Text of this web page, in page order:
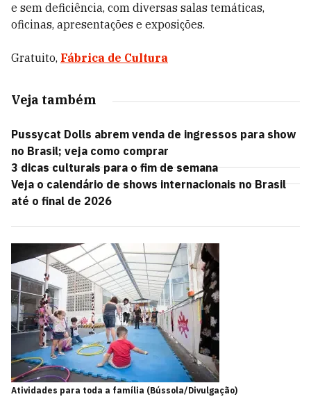
e sem deficiência, com diversas salas temáticas,
oficinas, apresentações e exposições.
Gratuito, Fábrica de Cultura
Veja também
Pussycat Dolls abrem venda de ingressos para show
no Brasil; veja como comprar
3 dicas culturais para o fim de semana
Veja o calendário de shows internacionais no Brasil
até o final de 2026
Atividades para toda a família (Bússola/Divulgação)